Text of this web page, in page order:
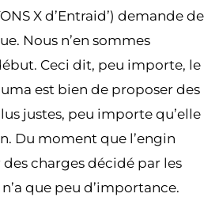
X d’Entraid’) demande de
Nous n’en sommes
Ceci dit, peu importe, le
est bien de proposer des
justes, peu importe qu’elle
Du moment que l’engin
charges décidé par les
que peu d’importance.